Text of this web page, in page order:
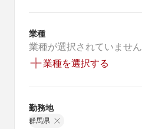
業種
業種が選択されていません
業種を選択する
勤務地
群馬県